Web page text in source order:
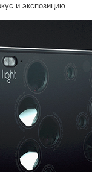
и экспозицию.